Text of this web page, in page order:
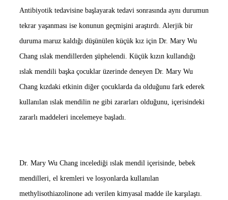
Antibiyotik tedavisine başlayarak tedavi sonrasında aynı durumun
tekrar yaşanması ise konunun geçmişini araştırdı. Alerjik bir
duruma maruz kaldığı düşünülen küçük kız için Dr. Mary Wu
Chang ıslak mendillerden şüphelendi. Küçük kızın kullandığı
ıslak mendili başka çocuklar üzerinde deneyen Dr. Mary Wu
Chang kızdaki etkinin diğer çocuklarda da olduğunu fark ederek
kullanılan ıslak mendilin ne gibi zararları olduğunu, içerisindeki
zararlı maddeleri incelemeye başladı.
Dr. Mary Wu Chang incelediği ıslak mendil içerisinde, bebek
mendilleri, el kremleri ve losyonlarda kullanılan
methylisothiazolinone adı verilen kimyasal madde ile karşılaştı.